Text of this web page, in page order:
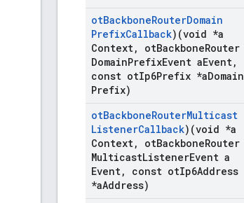
otBackboneRouterDomain
PrefixCallback)(void *a
Context, otBackboneRouter
DomainPrefixEvent aEvent,
const otIp6Prefix *aDomain
Prefix)
otBackboneRouterMulticast
ListenerCallback)(void *a
Context, otBackboneRouter
MulticastListenerEvent a
Event, const otIp6Address
*aAddress)